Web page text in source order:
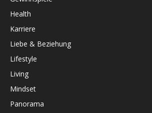
Health
Karriere
Liebe & Beziehung
Lifestyle
Living
Mindset
Panorama